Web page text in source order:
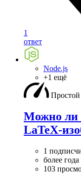
1
ответ
Node.js
+1 ещё
Простой
Можно ли
LaTeX-
1
более года
103